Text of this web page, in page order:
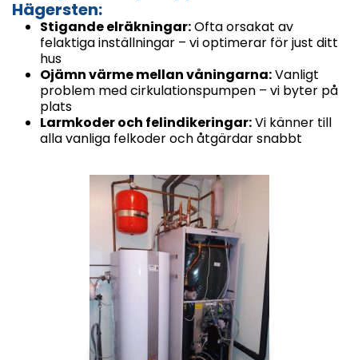
Hägersten:
Stigande elräkningar:Ofta orsakat av
felaktiga inställningar – vi optimerar för just ditt
hus
Ojämn värme mellan våningarna:Vanligt
problem med cirkulationspumpen – vi byter på
plats
Larmkoder och felindikeringar:Vi känner till
alla vanliga felkoder och åtgärdar snabbt